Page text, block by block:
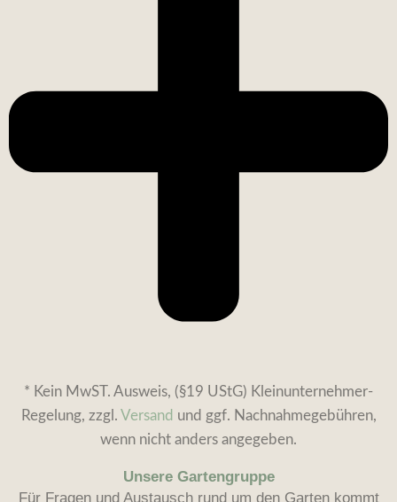
* Kein MwST. Ausweis, (§19 UStG) Kleinunternehmer-
Regelung, zzgl. Versand und ggf. Nachnahmegebühren,
wenn nicht anders angegeben.
Unsere Gartengruppe
Für Fragen und Austausch rund um den Garten kommt